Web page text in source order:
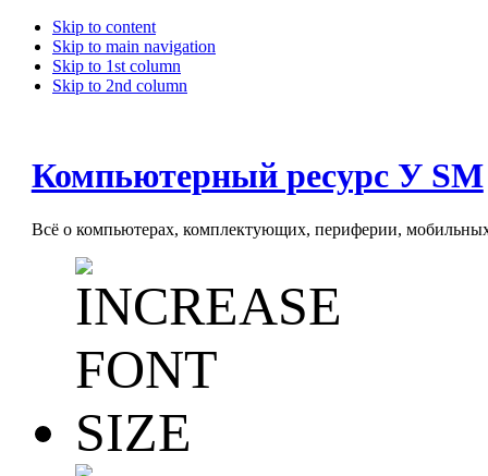
Skip to content
Skip to main navigation
Skip to 1st column
Skip to 2nd column
Компьютерный ресурс У SM
Всё о компьютерах, комплектующих, периферии, мобильных